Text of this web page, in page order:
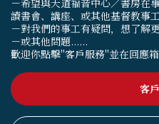
－希望與天道福音中心／書房在
讀書會、講座、或其他基督教事工
－對我們的事工有疑問，想了解
－或其他問題......
歡迎你點擊"客戶服務"並在回應
客